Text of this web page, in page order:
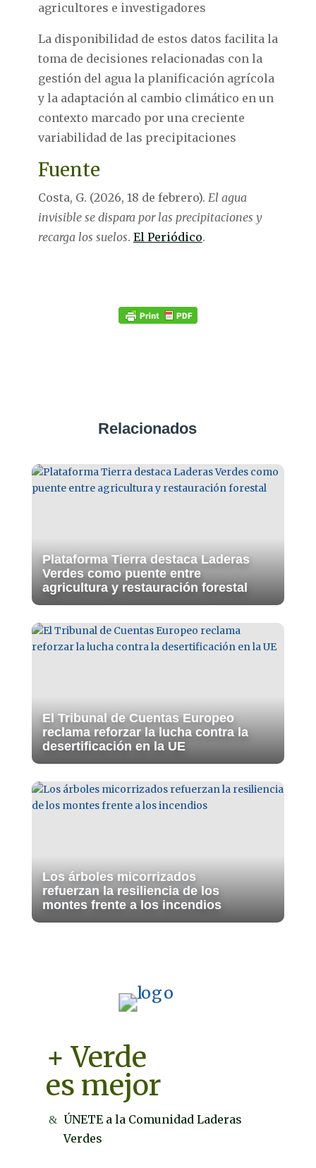
agricultores e investigadores
La disponibilidad de estos datos facilita la
toma de decisiones relacionadas con la
gestión del agua la planificación agrícola
y la adaptación al cambio climático en un
contexto marcado por una creciente
variabilidad de las precipitaciones
Fuente
Costa, G. (2026, 18 de febrero). El agua
invisible se dispara por las precipitaciones y
recarga los suelos. El Periódico.
Relacionados
Plataforma Tierra destaca Laderas
Verdes como puente entre
agricultura y restauración forestal
El Tribunal de Cuentas Europeo
reclama reforzar la lucha contra la
desertificación en la UE
Los árboles micorrizados
refuerzan la resiliencia de los
montes frente a los incendios
+ Verde
es mejor
ÚNETE a la Comunidad Laderas
Verdes